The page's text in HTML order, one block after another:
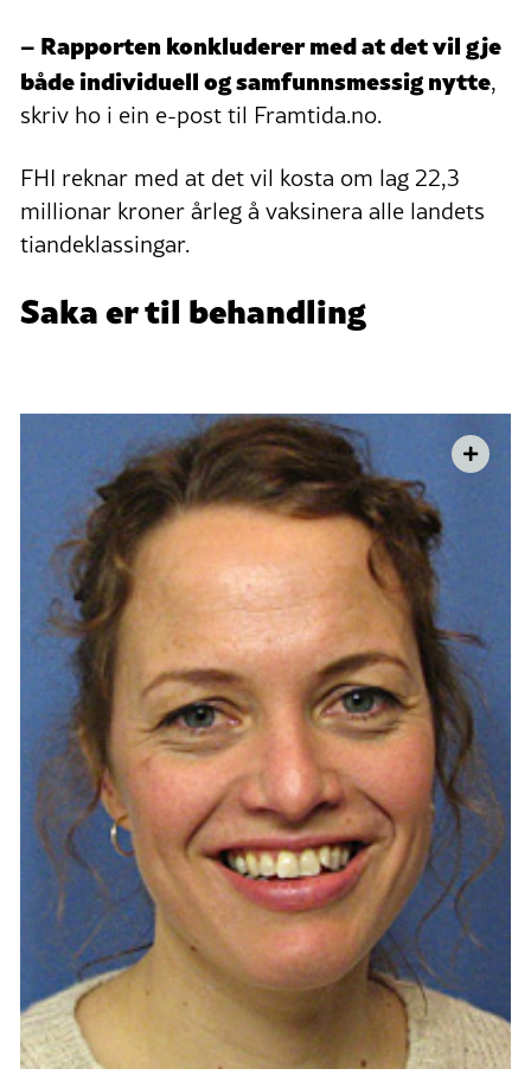
– Rapporten konkluderer med at det vil gje
både individuell og samfunnsmessig nytte,
skriv ho i ein e-post til Framtida.no.
FHI reknar med at det vil kosta om lag 22,3
millionar kroner årleg å vaksinera alle landets
tiandeklassingar.
Saka er til behandling